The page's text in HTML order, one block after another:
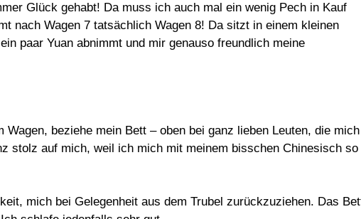
Glück gehabt! Da muss ich auch mal ein wenig Pech in Kauf
nach Wagen 7 tatsächlich Wagen 8! Da sitzt in einem kleinen
paar Yuan abnimmt und mir genauso freundlich meine
beziehe mein Bett – oben bei ganz lieben Leuten, die mich
stolz auf mich, weil ich mich mit meinem bisschen Chinesisch so
mich bei Gelegenheit aus dem Trubel zurückzuziehen. Das